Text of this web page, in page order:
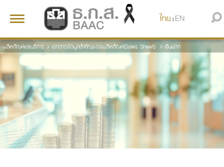
Toggle
ไทย | EN
ผลิตภัณฑ์และบริการ > เอกสารข้อมูลสำคัญของผลิตภัณฑ์(Sales Sheet) > เงินฝาก